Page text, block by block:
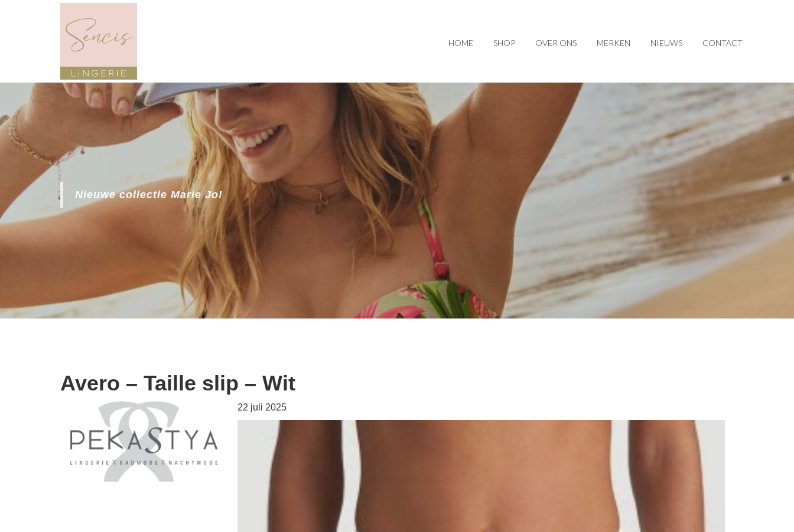
HOME SHOP OVER ONS MERKEN NIEUWS CONTACT
Nieuwe collectie Prima Donna en Prima Donna
Twist!
Avero – Taille slip – Wit
22 juli 2025